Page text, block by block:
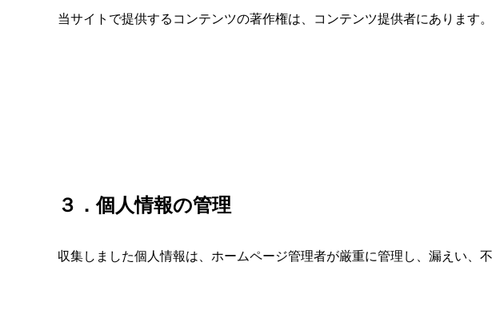
当サイトで提供するコンテンツの著作権は、コンテンツ提供者にあります。
３．個人情報の管理
収集しました個人情報は、ホームページ管理者が厳重に管理し、漏えい、